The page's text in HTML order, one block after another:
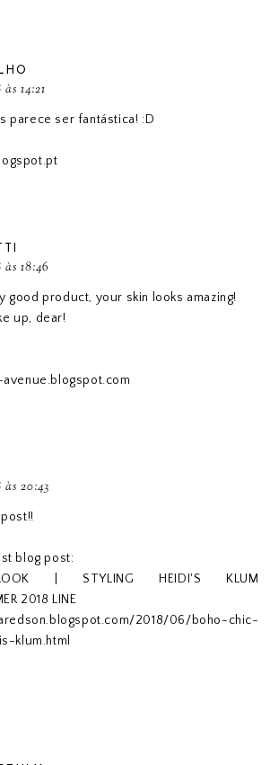
14:21
parece ser fantástica! :D
às 18:46
good product, your skin looks amazing!
up, dear!
às 20:43
blog post:
| STYLING HEIDI'S KLUM
2018 LINE
2018/06/boho-chic-
klum.html